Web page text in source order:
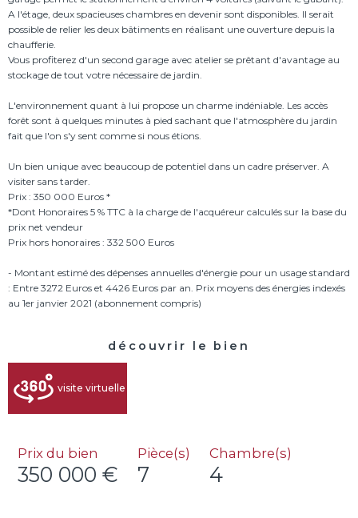
A l'étage, deux spacieuses chambres en devenir sont disponibles. Il serait
possible de relier les deux bâtiments en réalisant une ouverture depuis la
chaufferie.
Vous profiterez d'un second garage avec atelier se prêtant d'avantage au
stockage de tout votre nécessaire de jardin.
L'environnement quant à lui propose un charme indéniable. Les accès
forêt sont à quelques minutes à pied sachant que l'atmosphère du jardin
fait que l'on s'y sent comme si nous étions.
Un bien unique avec beaucoup de potentiel dans un cadre préserver. A
visiter sans tarder.
Prix : 350 000 Euros *
*Dont Honoraires 5 % TTC à la charge de l'acquéreur calculés sur la base du
prix net vendeur
Prix hors honoraires : 332 500 Euros
- Montant estimé des dépenses annuelles d'énergie pour un usage standard
: Entre 3272 Euros et 4426 Euros par an. Prix moyens des énergies indexés
découvrir le bien
visite virtuelle
Prix du bien
350 000 €
Pièce(s)
7
Chambre(s)
4